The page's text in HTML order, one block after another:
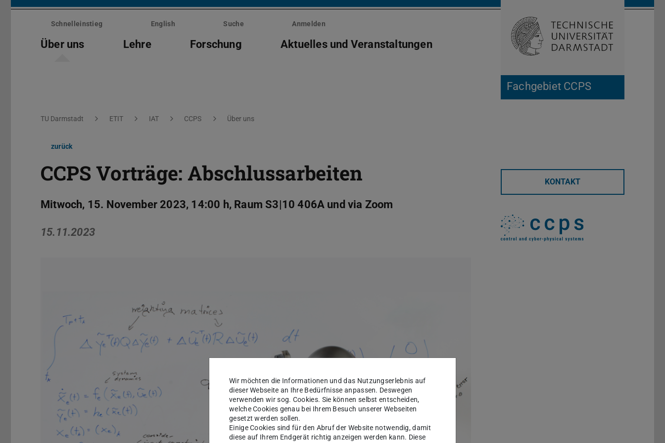
Menü
überspringen
Fachgebiet CCPS
Schnelleinstieg English Suche Anmelden
Über uns Lehre Forschung Aktuelles und Veranstaltungen Suche öffnen
Sie befinden sich hier:
TU Darmstadt ETIT IAT CCPS Über uns
zurück
CCPS Vorträge: Abschlussarbeiten
Mitwoch, 15. November 2023, 14:00 h, Raum S3|10 406A und via Zoom
15.11.2023
KONTAKT
Wir möchten die Informationen und das Nutzungserlebnis auf
dieser Webseite an Ihre Bedürfnisse anpassen. Deswegen
verwenden wir sog. Cookies. Sie können selbst entscheiden,
welche Cookies genau bei Ihrem Besuch unserer Webseiten
gesetzt werden sollen.
Einige Cookies sind für den Abruf der Website notwendig, damit
diese auf Ihrem Endgerät richtig anzeigen werden kann. Diese